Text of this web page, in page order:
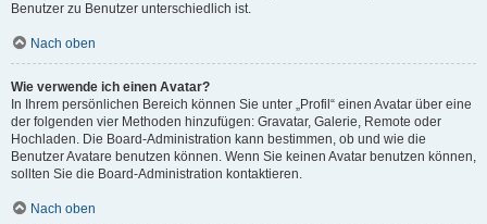
Benutzer zu Benutzer unterschiedlich ist.
Nach oben
Wie verwende ich einen Avatar?
In Ihrem persönlichen Bereich können Sie unter „Profil“ einen Avatar über eine
der folgenden vier Methoden hinzufügen: Gravatar, Galerie, Remote oder
Hochladen. Die Board-Administration kann bestimmen, ob und wie die
Benutzer Avatare benutzen können. Wenn Sie keinen Avatar benutzen können,
sollten Sie die Board-Administration kontaktieren.
Nach oben